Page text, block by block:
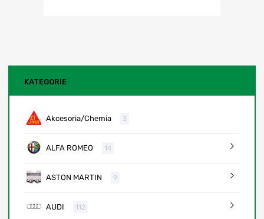
KATEGORIE
Akcesoria/Chemia 3
ALFA ROMEO 14
ASTON MARTIN 9
AUDI 112